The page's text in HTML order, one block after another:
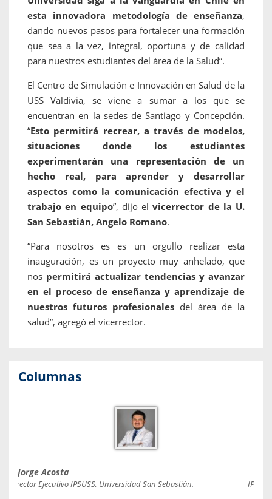
esta innovadora metodología de enseñanza,
dando nuevos pasos para fortalecer una formación
que sea a la vez, integral, oportuna y de calidad
para nuestros estudiantes del área de la Salud”.
El Centro de Simulación e Innovación en Salud de la
USS Valdivia, se viene a sumar a los que se
encuentran en la sedes de Santiago y Concepción.
“Esto permitirá recrear, a través de modelos,
situaciones donde los estudiantes
experimentarán una representación de un
hecho real, para aprender y desarrollar
aspectos como la comunicación efectiva y el
trabajo en equipo”, dijo elvicerrector de la U.
San Sebastián, Angelo Romano.
“Para nosotros es es un orgullo realizar esta
inauguración, es un proyecto muy anhelado, que
nos permitirá actualizar tendencias y avanzar
en el proceso de enseñanza y aprendizaje de
nuestros futuros profesionales del área de la
salud”, agregó el vicerrector.
Columnas
Jorge Acosta
Director Ejecutivo IPSUSS, Universidad San Sebastián.